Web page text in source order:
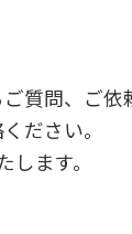
質問、ご依
ださい。
ます。